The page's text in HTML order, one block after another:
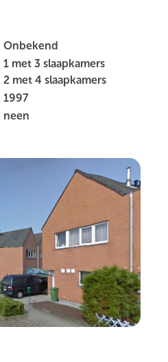
Onbekend
1 met 3 slaapkamers
2 met 4 slaapkamers
1997
neen